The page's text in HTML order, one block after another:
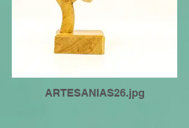
ARTESANIAS26.jpg